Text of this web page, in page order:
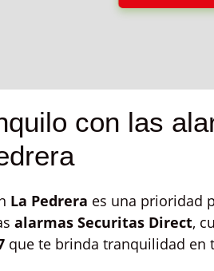
con las
La Pedrera es una prioridad
alarmas Securitas Direct,
que te brinda tranquilidad en